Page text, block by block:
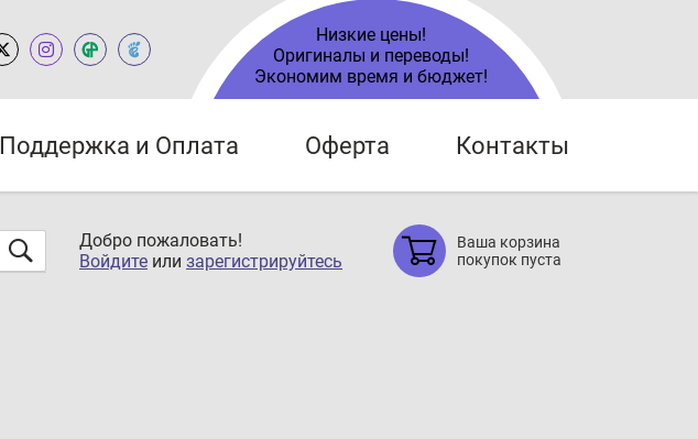
Низкие цены!
Оригиналы и переводы!
Экономим время и бюджет!
Поддержка и Оплата Оферта Контакты
Добро пожаловать!
Войдите или зарегистрируйтесь
Ваша корзина
покупок пуста